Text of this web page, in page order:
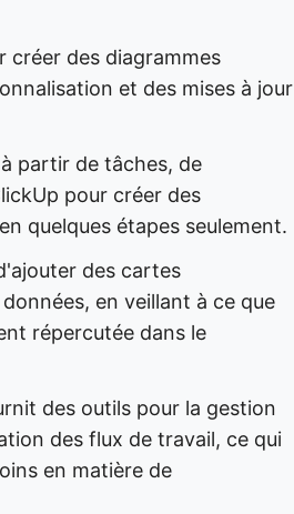
des diagrammes
et des mises à jour
partir de tâches, de
pour créer des
quelques étapes seulement.
des cartes
en veillant à ce que
répercutée dans le
des outils pour la gestion
des flux de travail, ce qui
en matière de